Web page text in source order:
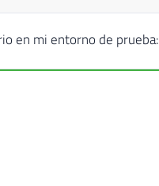
en mi entorno de prueba: